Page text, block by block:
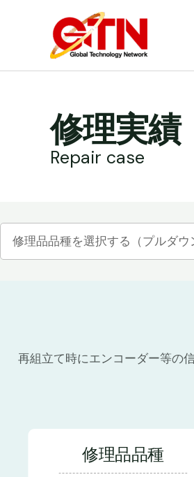
修理実績
Repair case
再組立て時にエンコーダー等の
修理品品種